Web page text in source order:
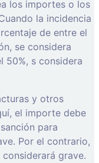
los importes o los
la incidencia
de entre el
se considera
50%, s considera
y otros
el importe debe
para
Por el contrario,
grave.